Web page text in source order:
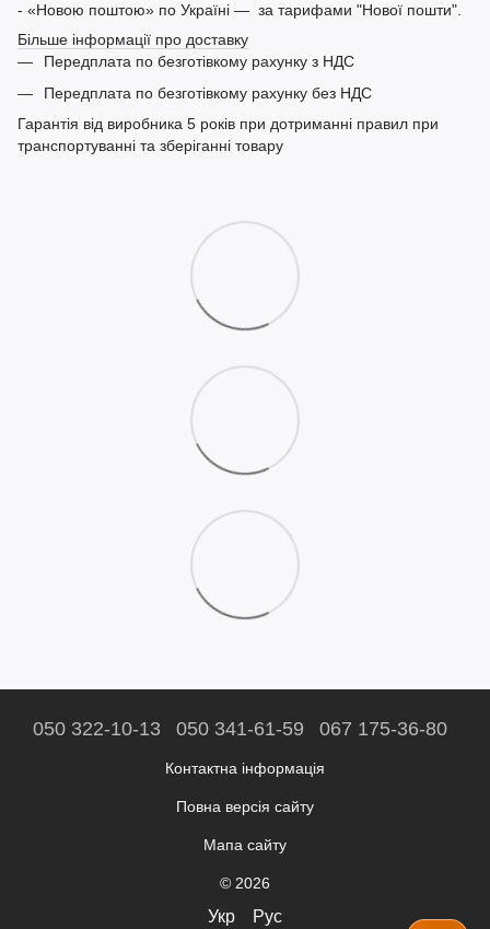
- «Новою поштою» по Україні — за тарифами "Нової пошти".
Більше інформації про доставку
Передплата по безготівкому рахунку з НДС
Передплата по безготівкому рахунку без НДС
Гарантія від виробника 5 років при дотриманні правил при
транспортуванні та зберіганні товару
050 322-10-13 050 341-61-59 067 175-36-80
Контактна інформація
Повна версія сайту
Мапа сайту
© 2026
Укр Рус